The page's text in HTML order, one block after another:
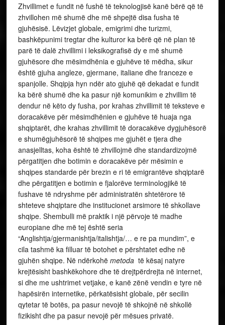
Zhvillimet e fundit në fushë të teknologjisë kanë bërë që të
zhvillohen më shumë dhe më shpejtë disa fusha të
gjuhësisë. Lëvizjet globale, emigrimi dhe turizmi,
bashkëpunimi tregtar dhe kulturor ka bërë që në plan të
parë të dalë zhvillimi i leksikografisë dy e më shumë
gjuhësore dhe mësimdhënia e gjuhëve të mëdha, sikur
është gjuha angleze, gjermane, italiane dhe franceze e
spanjolle. Shqipja hyn ndër ato gjuhë që dekadat e fundit
ka bërë shumë dhe ka pasur një komunikim e zhvillim të
dendur në këto dy fusha, por krahas zhvillimit të teksteve e
doracakëve për mësimdhënien e gjuhëve të huaja nga
shqiptarët, dhe krahas zhvillimit të doracakëve dygjuhësorë
e shumëgjuhësorë të shqipes me gjuhët e tjera dhe
anasjelltas, koha është të zhvillojmë dhe standardizojmë
përgatitjen dhe botimin e doracakëve për mësimin e
shqipes standarde për brezin e ri të emigrantëve shqiptarë
dhe përgatitjen e botimin e fjalorëve terminologjikë të
fushave të ndryshme për administratën shtetërore të
shteteve shqiptare dhe institucionet arsimore të shkollave
shqipe. Shembulli më praktik i një përvoje të madhe
europiane dhe më tej është seria
“Anglishtja/gjermanishtja/italishtja/… e re pa mundim”, e
cila tashmë ka filluar të botohet e përshtatet edhe në
gjuhën shqipe. Në ndërkohë metoda të kësaj natyre
krejtësisht bashkëkohore dhe të drejtpërdrejta në internet,
si dhe me ushtrimet vetjake, e kanë zënë vendin e tyre në
hapësirën internetike, përkatësisht globale, për secilin
qytetar të botës, pa pasur nevojë të shkojnë në shkollë
fizikisht dhe pa pasur nevojë për mësues privatë.